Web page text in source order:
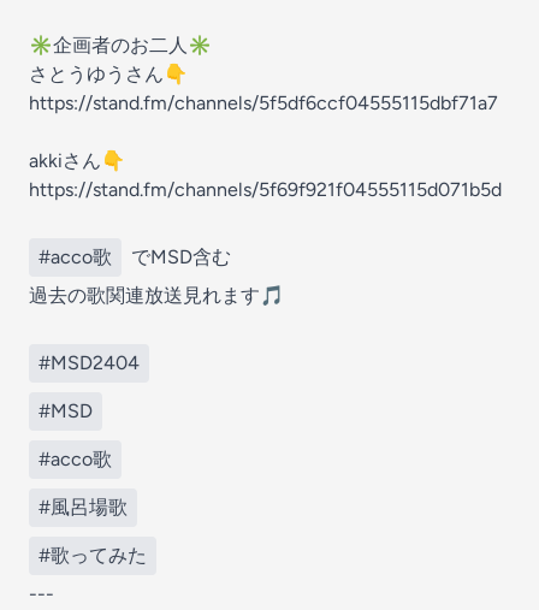
✳︎企画者のお二人✳︎
さとうゆうさん👇
https://stand.fm/channels/5f5df6ccf04555115dbf71a7
akkiさん👇
https://stand.fm/channels/5f69f921f04555115d071b5d
#acco歌
でMSD含む
過去の歌関連放送見れます🎵
#MSD2404
#MSD
#acco歌
#風呂場歌
#歌ってみた
---